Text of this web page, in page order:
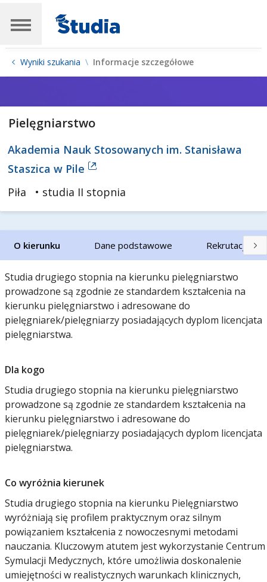
Wyniki szukania Informacje szczegółowe
Pielęgniarstwo
Akademia Nauk Stosowanych im. Stanisława
Staszica w Pile
Piła
• studia II stopnia
O kierunku Dane podstawowe Rekrutacja
Studia drugiego stopnia na kierunku pielęgniarstwo
prowadzone są zgodnie ze standardem kształcenia na
kierunku pielęgniarstwo i adresowane do
pielęgniarek/pielęgniarzy posiadających dyplom licencjata
pielęgniarstwa.
Dla kogo
Studia drugiego stopnia na kierunku pielęgniarstwo
prowadzone są zgodnie ze standardem kształcenia na
kierunku pielęgniarstwo i adresowane do
pielęgniarek/pielęgniarzy posiadających dyplom licencjata
pielęgniarstwa.
Co wyróżnia kierunek
Studia drugiego stopnia na kierunku Pielęgniarstwo
wyróżniają się profilem praktycznym oraz silnym
powiązaniem kształcenia z nowoczesnymi metodami
nauczania. Kluczowym atutem jest wykorzystanie Centrum
Symulacji Medycznych, które umożliwia doskonalenie
umiejętności w realistycznych warunkach klinicznych,